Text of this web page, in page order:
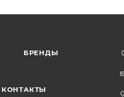
БРЕНДЫ
КОНТАКТЫ